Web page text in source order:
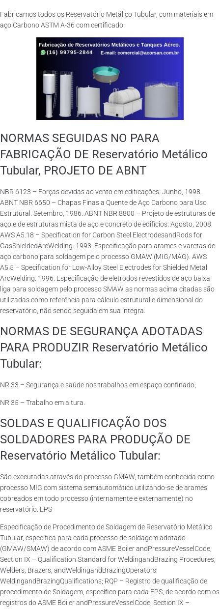
Fabricamos todos os Reservatório Metálico Tubular, com materiais em
aço Carbono ASTM A-36 com certificado.
NORMAS SEGUIDAS NO PARA
FABRICAÇÃO DE Reservatório Metálico
Tubular, PROJETO DE ABNT
NBR 6123 – Forças devidas ao vento em edificações. Junho, 1998.
ABNT NBR 6650 – Chapas Finas a Quente de Aço Carbono para Uso
Estrutural. Setembro, 1986. ABNT NBR 8800 – Projeto de estruturas de
aço e de estruturas mista de aço e concreto de edifícios. Agosto, 2008.
AWS A5.18 – Specification for Carbon Steel ElectrodesandRods for
GasShieldedArcWelding. 1993. Especificação para arames e varetas de
aço carbono para soldagem pelo processo GMAW (MIG/MAG). AWS
A5.5 – Specification for Low-Alloy Steel Electrodes for Shielded Metal
ArcWelding. 1996. Especificação de eletrodos revestidos de aço baixa
liga para soldagem pelo processo SMAW as normas acima citadas são
utilizadas como referência para cálculo estrutural e dimensional do
reservatório, não sendo seguida em sua íntegra.
NORMAS DE SEGURANÇA ADOTADAS
PARA PRODUZIR Reservatório Metálico
Tubular:
NR 33 – Segurança e saúde nos trabalhos em espaço confinado;
NR 35 – Trabalho em altura.
SOLDAS E QUALIFICAÇÃO DOS
SOLDADORES PARA PRODUÇÃO DE
Reservatório Metálico Tubular:
São executadas através do processo GMAW, também conhecida como
processo MIG com sistema semiautomático utilizando-se de arames
cobreados em todo processo (internamente e externamente) no
reservatório. EPS
Especificação de Procedimento de Soldagem de Reservatório Metálico
Tubular, específica para cada processo de soldagem adotado
(GMAW/SMAW) de acordo com ASME Boiler andPressureVesselCode,
Section IX – Qualification Standard for WeldingandBrazing Procedures,
Welders, Brazers, andWeldingandBrazingOperators:
WeldingandBrazingQualifications; RQP – Registro de qualificação de
procedimento de Soldagem, específico para cada EPS, de acordo com os
registros do ASME Boiler andPressureVesselCode, Section IX –